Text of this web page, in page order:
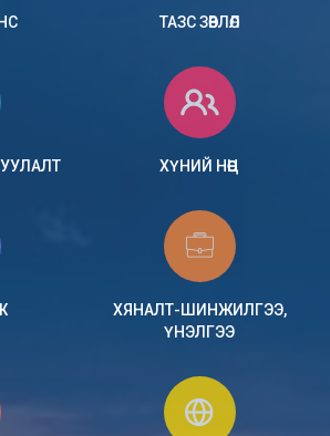
ТАЗС ЗӨВЛӨЛ
ХҮНИЙ НӨӨЦ
ХЯНАЛТ-ШИНЖИЛГЭЭ,
ҮНЭЛГЭЭ